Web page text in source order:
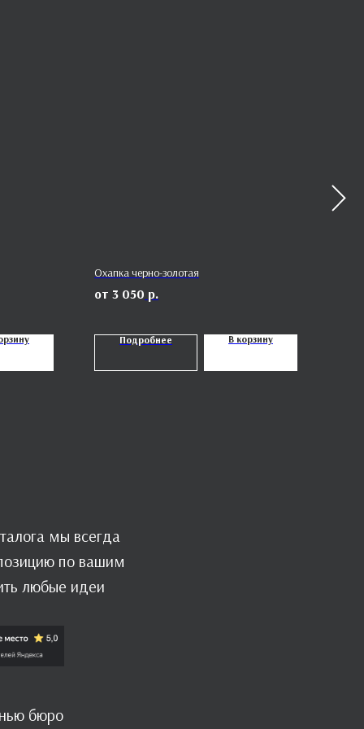
Охапка черно-золотая
3 050 р.
Подробнее В корзину
мы всегда
по вашим
любые идеи
бюро